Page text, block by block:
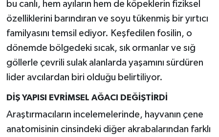
bu canlı, hem ayıların hem de köpeklerin fiziksel
özelliklerini barındıran ve soyu tükenmiş bir yırtıcı
familyasını temsil ediyor. Keşfedilen fosilin, o
dönemde bölgedeki sıcak, sık ormanlar ve sığ
göllerle çevrili sulak alanlarda yaşamını sürdüren
lider avcılardan biri olduğu belirtiliyor.
DİŞ YAPISI EVRİMSEL AĞACI DEĞİŞTİRDİ
Araştırmacıların incelemelerinde, hayvanın çene
anatomisinin cinsindeki diğer akrabalarından farklı